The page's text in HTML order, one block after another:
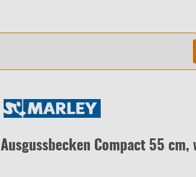
Ausgussbecken Compact 55 cm,